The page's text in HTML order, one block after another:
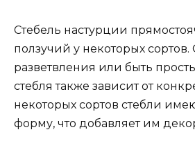
Стебель настурции
ползучий у некоторых
разветвления или быть
стебля также зависит от
некоторых сортов стебли
форму, что добавляет им